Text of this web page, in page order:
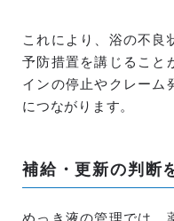
これにより、浴の不良
予防措置を講じること
インの停止やクレーム
につながります。
補給・更新の判断
めっき液の管理では、